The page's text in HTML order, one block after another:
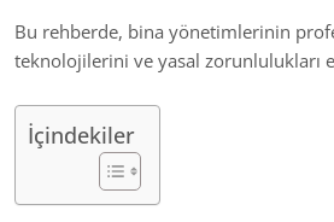
Bu rehberde, bina yönetimlerinin
teknolojilerini ve yasal zorunlulukları
İçindekiler